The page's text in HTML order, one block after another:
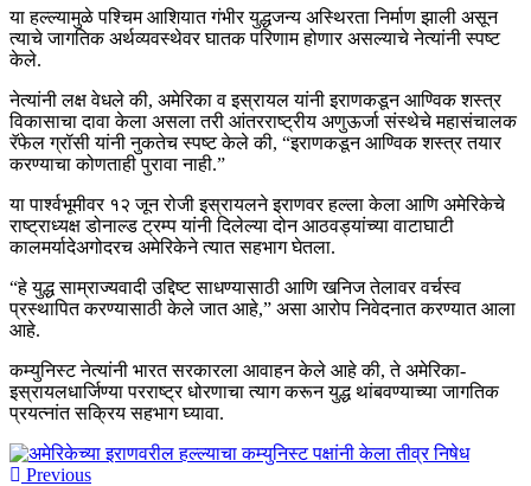
या हल्ल्यामुळे पश्चिम आशियात गंभीर युद्धजन्य अस्थिरता निर्माण झाली असून
त्याचे जागतिक अर्थव्यवस्थेवर घातक परिणाम होणार असल्याचे नेत्यांनी स्पष्ट
केले.
नेत्यांनी लक्ष वेधले की, अमेरिका व इस्रायल यांनी इराणकडून आण्विक शस्त्र
विकासाचा दावा केला असला तरी आंतरराष्ट्रीय अणुऊर्जा संस्थेचे महासंचालक
रॅफेल ग्रॉसी यांनी नुकतेच स्पष्ट केले की, “इराणकडून आण्विक शस्त्र तयार
करण्याचा कोणताही पुरावा नाही.”
या पार्श्वभूमीवर १२ जून रोजी इस्रायलने इराणवर हल्ला केला आणि अमेरिकेचे
राष्ट्राध्यक्ष डोनाल्ड ट्रम्प यांनी दिलेल्या दोन आठवड्यांच्या वाटाघाटी
कालमर्यादेअगोदरच अमेरिकेने त्यात सहभाग घेतला.
“हे युद्ध साम्राज्यवादी उद्दिष्ट साधण्यासाठी आणि खनिज तेलावर वर्चस्व
प्रस्थापित करण्यासाठी केले जात आहे,” असा आरोप निवेदनात करण्यात आला
आहे.
कम्युनिस्ट नेत्यांनी भारत सरकारला आवाहन केले आहे की, ते अमेरिका-
इस्रायलधार्जिण्या परराष्ट्र धोरणाचा त्याग करून युद्ध थांबवण्याच्या जागतिक
प्रयत्नांत सक्रिय सहभाग घ्यावा.
Previous